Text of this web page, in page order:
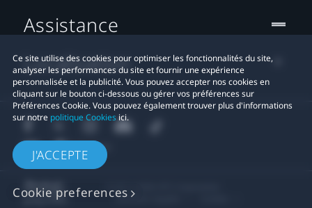
Ce site utilise des cookies pour optimiser les fonctionnalités du site,
analyser les performances du site et fournir une expérience
personnalisée et la publicité. Vous pouvez accepter nos cookies en
cliquant sur le bouton ci-dessous ou gérer vos préférences sur
Préférences Cookie. Vous pouvez également trouver plus d'informations
sur notre politique Cookiesici.
J'ACCEPTE
Cookie preferences
Assistance
Localisation
Mentions Légales